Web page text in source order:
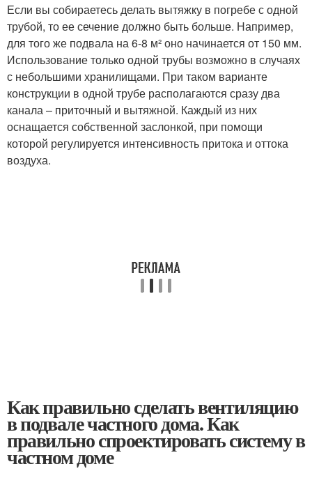
Если вы собираетесь делать вытяжку в погребе с одной
трубой, то ее сечение должно быть больше. Например,
для того же подвала на 6-8 м² оно начинается от 150 мм.
Использование только одной трубы возможно в случаях
с небольшими хранилищами. При таком варианте
конструкции в одной трубе располагаются сразу два
канала – приточный и вытяжной. Каждый из них
оснащается собственной заслонкой, при помощи
которой регулируется интенсивность притока и оттока
воздуха.
Как правильно сделать вентиляцию
в подвале частного дома. Как
правильно спроектировать систему в
частном доме